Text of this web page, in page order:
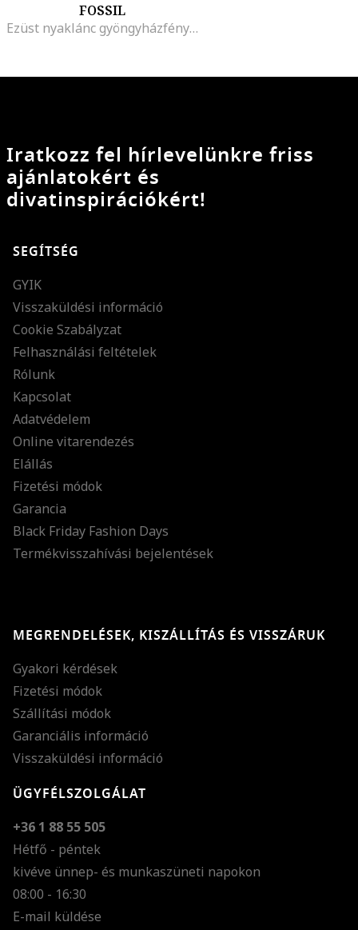
FOSSIL
Ezüst nyaklánc gyöngyházfényű részletekkel
Iratkozz fel hírlevelünkre friss
ajánlatokért és
divatinspirációkért!
SEGÍTSÉG
GYIK
Visszaküldési információ
Cookie Szabályzat
Felhasználási feltételek
Rólunk
Kapcsolat
Adatvédelem
Online vitarendezés
Elállás
Fizetési módok
Garancia
Black Friday Fashion Days
Termékvisszahívási bejelentések
MEGRENDELÉSEK, KISZÁLLÍTÁS ÉS VISSZÁRUK
Gyakori kérdések
Fizetési módok
Szállítási módok
Garanciális információ
Visszaküldési információ
ÜGYFÉLSZOLGÁLAT
+36 1 88 55 505
Hétfő - péntek
kivéve ünnep- és munkaszüneti napokon
08:00 - 16:30
E-mail küldése